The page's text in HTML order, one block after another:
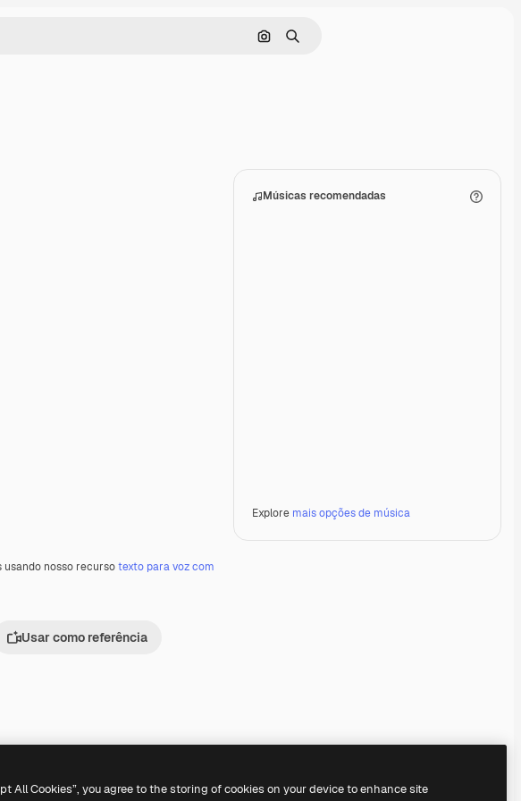
Pesquisar por imagem
Buscar
nosso recursotexto para voz com
Usar como referência
Músicas recomendadas
Explore mais opções de música
Premium
Premium
All Cookies”, you agree to the storing of cookies on your device to enhance site